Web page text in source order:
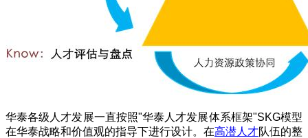
华泰各级人才发展一直按照"华泰人才发展体系框架"SKG模型
在华泰战略和价值观的指导下进行设计。在高潜人才队伍的整